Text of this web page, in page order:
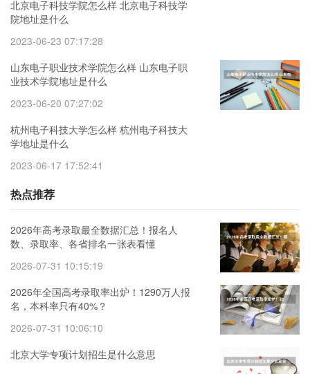
北京电子科技学院怎么样 北京电子科技学
院地址是什么
2023-06-23 07:17:28
山东电子职业技术学院怎么样 山东电子职
业技术学院地址是什么
2023-06-20 07:27:02
杭州电子科技大学怎么样 杭州电子科技大
学地址是什么
2023-06-17 17:52:41
热点推荐
2026年高考录取最全数据汇总！报名人
数、录取率、各省排名一张表看懂
2026-07-31 10:15:19
2026年全国高考录取率出炉！1290万人报
名，本科率只有40%？
2026-07-31 10:06:10
北京大学专项计划招生是什么意思